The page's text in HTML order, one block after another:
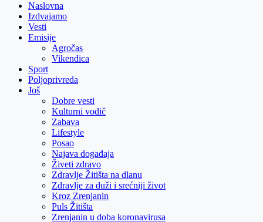
Naslovna
Izdvajamo
Vesti
Emisije
Agročas
Vikendica
Sport
Poljoprivreda
Još
Dobre vesti
Kulturni vodič
Zabava
Lifestyle
Posao
Najava događaja
Živeti zdravo
Zdravlje Žitišta na dlanu
Zdravlje za duži i srećniji život
Kroz Zrenjanin
Puls Žitišta
Zrenjanin u doba koronavirusa